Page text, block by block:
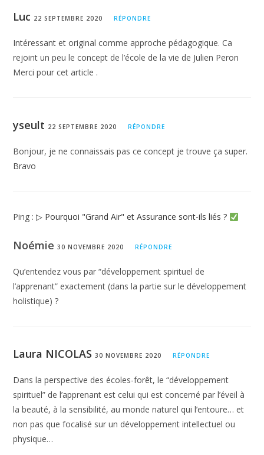
Luc 22 SEPTEMBRE 2020 RÉPONDRE
Intéressant et original comme approche pédagogique. Ca
rejoint un peu le concept de l’école de la vie de Julien Peron
Merci pour cet article .
yseult 22 SEPTEMBRE 2020 RÉPONDRE
Bonjour, je ne connaissais pas ce concept je trouve ça super.
Bravo
Ping :▷ Pourquoi "Grand Air" et Assurance sont-ils liés ?
Noémie30 NOVEMBRE 2020 RÉPONDRE
Qu’entendez vous par “développement spirituel de
l’apprenant” exactement (dans la partie sur le développement
holistique) ?
Laura NICOLAS 30 NOVEMBRE 2020 RÉPONDRE
Dans la perspective des écoles-forêt, le “développement
spirituel” de l’apprenant est celui qui est concerné par l’éveil à
la beauté, à la sensibilité, au monde naturel qui l’entoure… et
non pas que focalisé sur un développement intellectuel ou
physique…